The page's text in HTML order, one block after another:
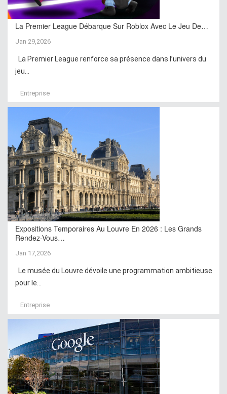
La Premier League Débarque Sur Roblox Avec Le Jeu De…
Jan 29,2026
La Premier League renforce sa présence dans l’univers du
jeu...
Entreprise
Expositions Temporaires Au Louvre En 2026 : Les Grands
Rendez-Vous…
Jan 17,2026
Le musée du Louvre dévoile une programmation ambitieuse
pour le...
Entreprise